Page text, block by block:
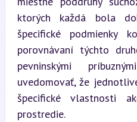
ktorých každá bola
špecifické podmienky
porovnávaní týchto
pevninskými
uvedomovať, že
špecifické vlastnosti
prostredie.